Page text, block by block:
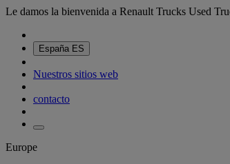
Le damos la bienvenida a Renault Trucks Used
España ES
Nuestros sitios web
contacto
Europe